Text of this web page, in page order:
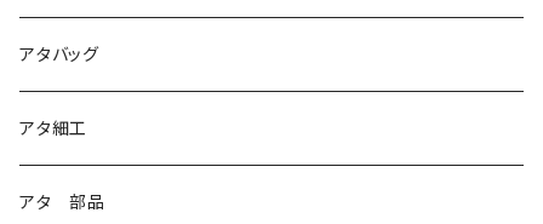
1
2
3
アタバッグ
アタ細工
アタ 部品